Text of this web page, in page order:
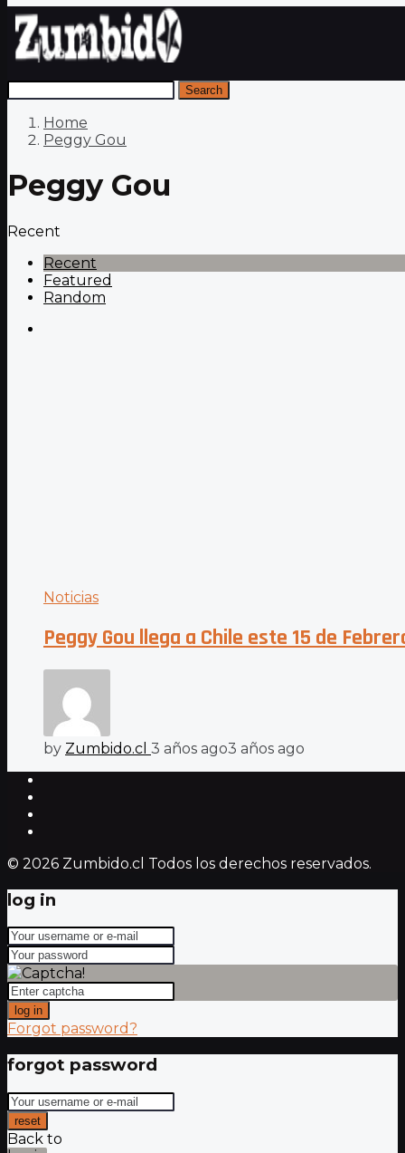
Search
Home
Peggy Gou
Peggy Gou
Recent
Recent
Featured
Random
Noticias
Peggy Gou llega a Chile este 15 de
by Zumbido.cl 3 años ago3 años ago
© 2026 Zumbido.cl Todos los derechos reservados.
log in
log in
Forgot password?
forgot password
reset
Back to